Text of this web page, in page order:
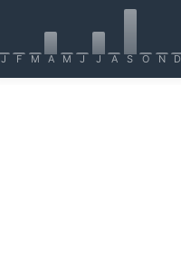
J F M A M J J A S O N D